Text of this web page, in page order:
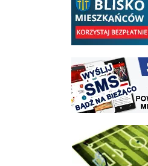
link do strony systemu
link do opisu projektu